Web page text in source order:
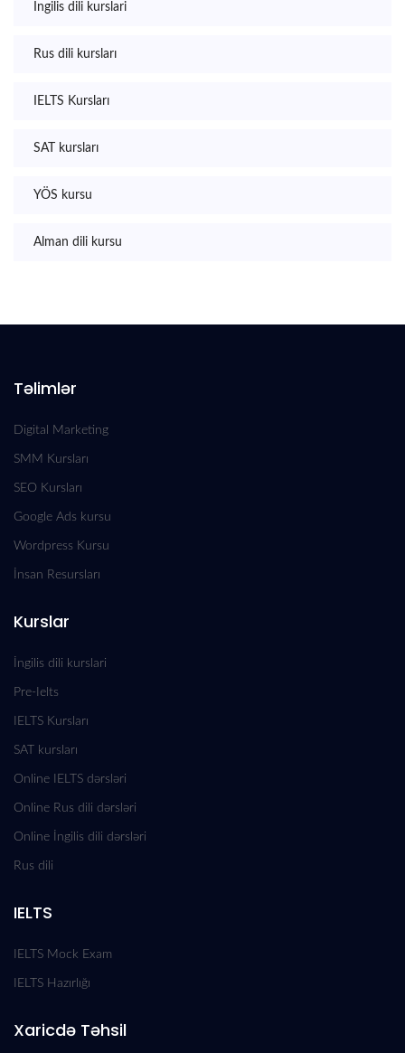
İngilis dili kurslari
Rus dili kursları
IELTS Kursları
SAT kursları
YÖS kursu
Alman dili kursu
Təlimlər
Digital Marketing
SMM Kursları
SEO Kursları
Google Ads kursu
Wordpress Kursu
İnsan Resursları
Kurslar
İngilis dili kurslari
Pre-Ielts
IELTS Kursları
SAT kursları
Online IELTS dərsləri
Online Rus dili dərsləri
Online İngilis dili dərsləri
Rus dili
IELTS
IELTS Mock Exam
IELTS Hazırlığı
Xaricdə Təhsil